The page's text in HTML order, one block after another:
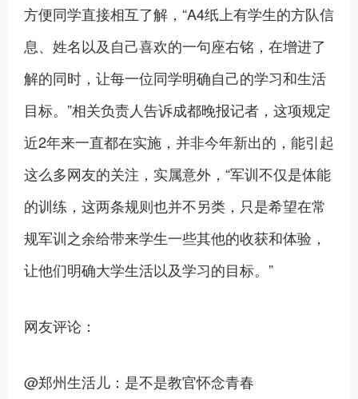
方便同学直接相互了解，“A4纸上有学生的方队信
息、姓名以及自己喜欢的一句座右铭，在增进了
解的同时，让每一位同学明确自己的学习和生活
目标。”相关负责人告诉成都晚报记者，这项规定
近2年来一直都在实施，并非今年新出的，能引起
这么多网友的关注，实属意外，“军训不仅是体能
的训练，这两条规则也并不另类，只是希望在常
规军训之余给带来学生一些其他的收获和体验，
让他们明确大学生活以及学习的目标。”
网友评论：
@郑州生活儿：是不是教官怀念青春